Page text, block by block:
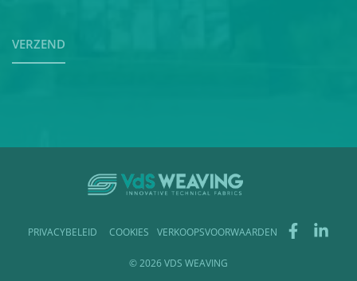
VERZEND
PRIVACYBELEID COOKIES VERKOOPSVOORWAARDEN
© 2026 VDS WEAVING